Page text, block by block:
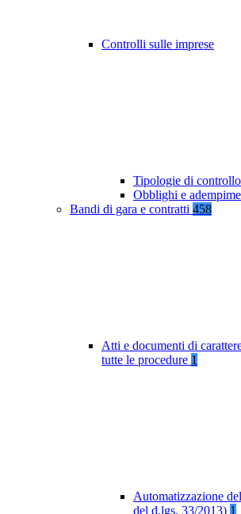
Controlli sulle imprese
Tipologie di controllo
Obblighi e
Bandi di gara e contratti 458
Atti e documenti di
tutte le procedure 1
Automatizzazione
del d.lgs. 33/2013) 1